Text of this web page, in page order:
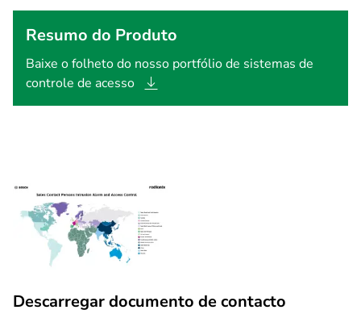
Resumo do Produto
Baixe o folheto do nosso portfólio de sistemas de
controle de acesso
Descarregar documento de contacto